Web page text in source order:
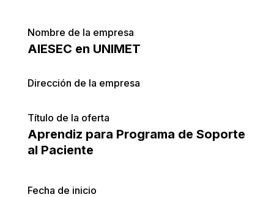
Nombre de la empresa
AIESEC en UNIMET
Dirección de la empresa
Título de la oferta
Aprendiz para Programa de Soporte
al Paciente
Fecha de inicio